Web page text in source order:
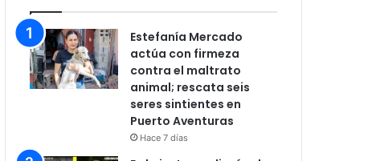
Estefanía Mercado
actúa con firmeza
contra el maltrato
animal; rescata seis
seres sintientes en
Puerto Aventuras
Hace 7 días